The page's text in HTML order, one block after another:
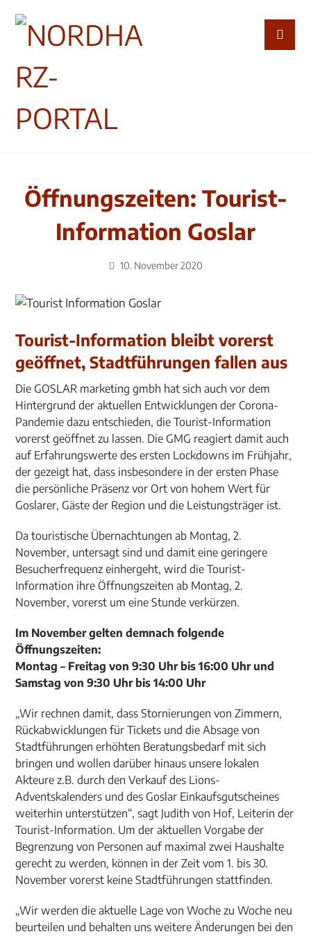
Öffnungszeiten: Tourist-
Information Goslar
10. November 2020
Tourist-Information bleibt vorerst
geöffnet, Stadtführungen fallen aus
Die GOSLAR marketing gmbh hat sich auch vor dem
Hintergrund der aktuellen Entwicklungen der Corona-
Pandemie dazu entschieden, die Tourist-Information
vorerst geöffnet zu lassen. Die GMG reagiert damit auch
auf Erfahrungswerte des ersten Lockdowns im Frühjahr,
der gezeigt hat, dass insbesondere in der ersten Phase
die persönliche Präsenz vor Ort von hohem Wert für
Goslarer, Gäste der Region und die Leistungsträger ist.
Da touristische Übernachtungen ab Montag, 2.
November, untersagt sind und damit eine geringere
Besucherfrequenz einhergeht, wird die Tourist-
Information ihre Öffnungszeiten ab Montag, 2.
November, vorerst um eine Stunde verkürzen.
Im November gelten demnach folgende
Öffnungszeiten:
Montag – Freitag von 9:30 Uhr bis 16:00 Uhr und
Samstag von 9:30 Uhr bis 14:00 Uhr
„Wir rechnen damit, dass Stornierungen von Zimmern,
Rückabwicklungen für Tickets und die Absage von
Stadtführungen erhöhten Beratungsbedarf mit sich
bringen und wollen darüber hinaus unsere lokalen
Akteure z.B. durch den Verkauf des Lions-
Adventskalenders und des Goslar Einkaufsgutscheines
weiterhin unterstützen“, sagt Judith von Hof, Leiterin der
Tourist-Information. Um der aktuellen Vorgabe der
Begrenzung von Personen auf maximal zwei Haushalte
gerecht zu werden, können in der Zeit vom 1. bis 30.
November vorerst keine Stadtführungen stattfinden.
„Wir werden die aktuelle Lage von Woche zu Woche neu
beurteilen und behalten uns weitere Änderungen bei den